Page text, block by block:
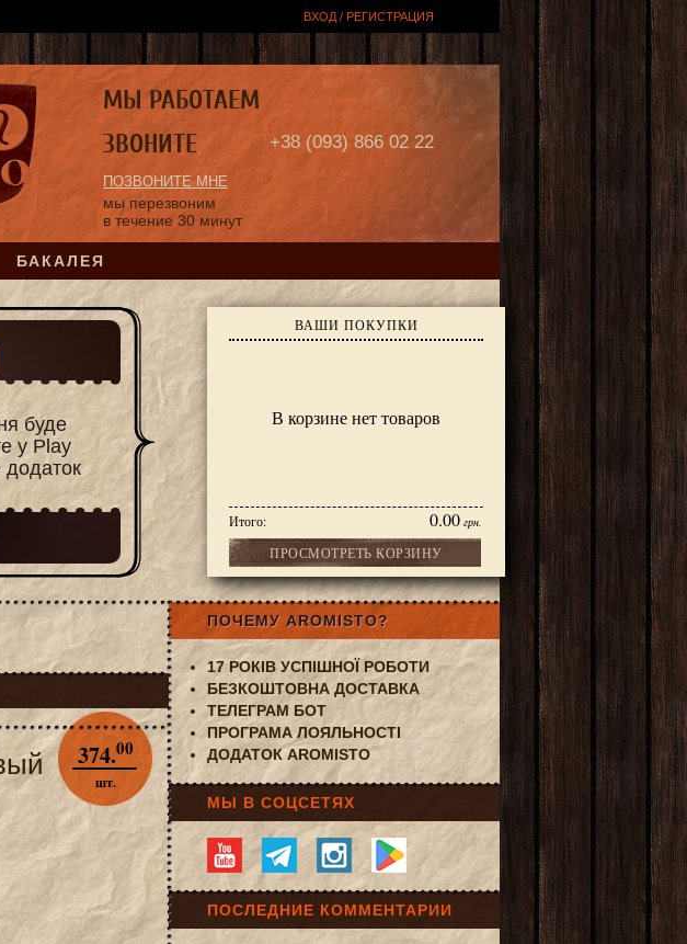
ВХОД / РЕГИСТРАЦИЯ
БАКАЛЕЯ
ВАШИ ПОКУПКИ
В корзине нет товаров
Итого: 0.00 грн.
ПРОСМОТРЕТЬ КОРЗИНУ
+38 (093) 866 02 22
ПОЗВОНИТЕ МНЕ
мы перезвоним
в течение 30 минут
МЫ РАБОТАЕМ
ЗВОНИТЕ
буде
у Play
додаток
374.00
шт.
ПОЧЕМУ AROMISTO?
17 РОКІВ УСПІШНОЇ РОБОТИ
БЕЗКОШТОВНА ДОСТАВКА
ТЕЛЕГРАМ БОТ
ПРОГРАМА ЛОЯЛЬНОСТІ
ДОДАТОК AROMISTO
МЫ В СОЦСЕТЯХ
ПОСЛЕДНИЕ КОММЕНТАРИИ